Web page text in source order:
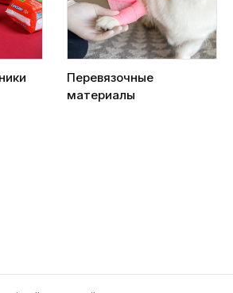
Перевязочные
материалы